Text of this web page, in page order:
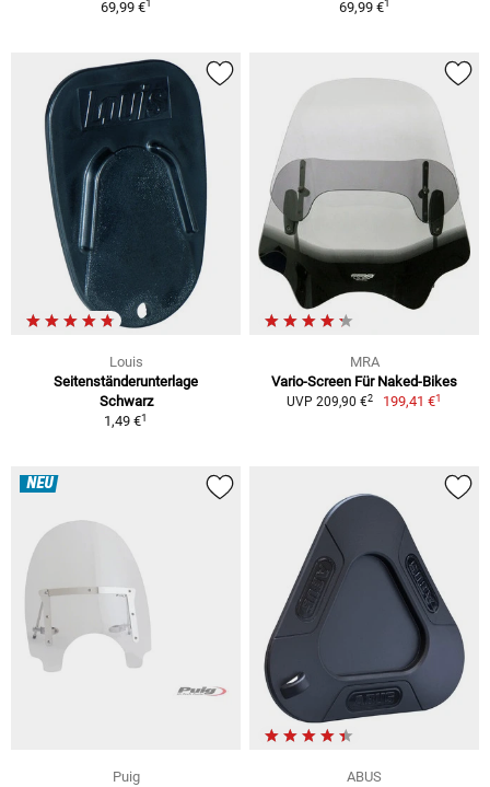
69,99 €1
69,99 €1
Louis
Seitenständerunterlage
Schwarz
1,49 €1
MRA
Vario-Screen Für Naked-Bikes
UVP 209,90 €2 199,41 €1
NEU
Puig
ABUS